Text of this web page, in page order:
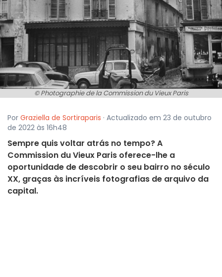
© Photographie de la Commission du Vieux Paris
Por Graziella de Sortiraparis · Actualizado em 23 de outubro
de 2022 às 16h48
Sempre quis voltar atrás no tempo? A
Commission du Vieux Paris oferece-lhe a
oportunidade de descobrir o seu bairro no século
XX, graças às incríveis fotografias de arquivo da
capital.